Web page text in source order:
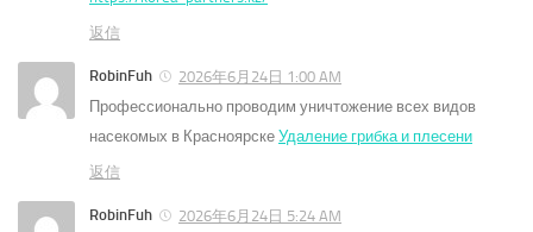
返信
RobinFuh
2026年6月24日 1:00 AM
Профессионально проводим уничтожение всех видов
насекомых в Красноярске Удаление грибка и плесени
返信
RobinFuh
2026年6月24日 5:24 AM